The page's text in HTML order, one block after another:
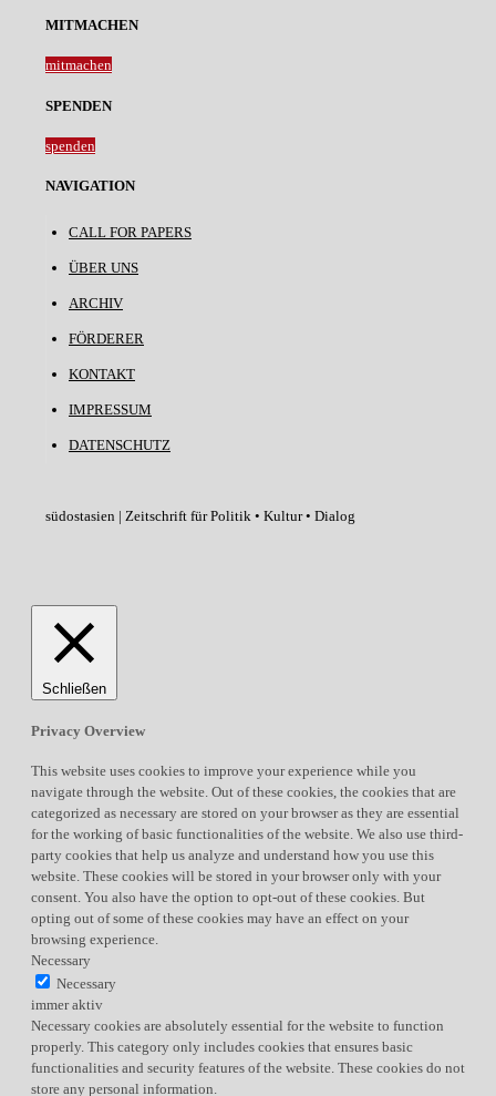
MITMACHEN
mitmachen
SPENDEN
spenden
NAVIGATION
CALL FOR PAPERS
ÜBER UNS
ARCHIV
FÖRDERER
KONTAKT
IMPRESSUM
DATENSCHUTZ
südostasien | Zeitschrift für Politik • Kultur • Dialog
Schließen
Privacy Overview
This website uses cookies to improve your experience while you
navigate through the website. Out of these cookies, the cookies that are
categorized as necessary are stored on your browser as they are essential
for the working of basic functionalities of the website. We also use third-
party cookies that help us analyze and understand how you use this
website. These cookies will be stored in your browser only with your
consent. You also have the option to opt-out of these cookies. But
opting out of some of these cookies may have an effect on your
browsing experience.
Necessary
Necessary
immer aktiv
Necessary cookies are absolutely essential for the website to function
properly. This category only includes cookies that ensures basic
functionalities and security features of the website. These cookies do not
store any personal information.